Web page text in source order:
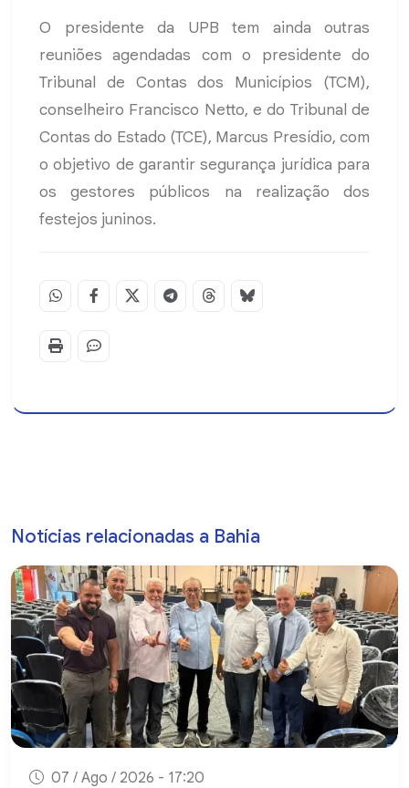
O presidente da UPB tem ainda outras
reuniões agendadas com o presidente do
Tribunal de Contas dos Municípios (TCM),
conselheiro Francisco Netto, e do Tribunal de
Contas do Estado (TCE), Marcus Presídio, com
o objetivo de garantir segurança jurídica para
os gestores públicos na realização dos
festejos juninos.
Notícias relacionadas a Bahia
07 / Ago / 2026 - 17:20